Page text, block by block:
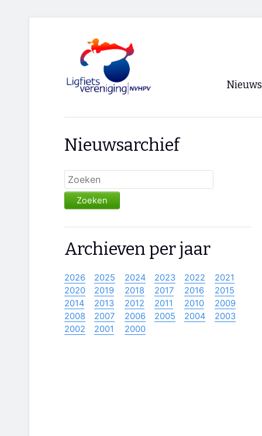
Nieuws
Nieuwsarchief
Zoeken
Archieven per jaar
2026 2025 2024 2023 2022
2021
2020
2019 2018 2017 2016
2015
2014
2013 2012 2011 2010
2009
2008
2007 2006 2005 2004
2003
2002
2001 2000